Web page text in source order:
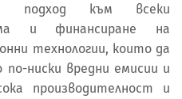
подход към всеки
и финансиране на
технологии, които да
ниски вредни емисии и
производителност и